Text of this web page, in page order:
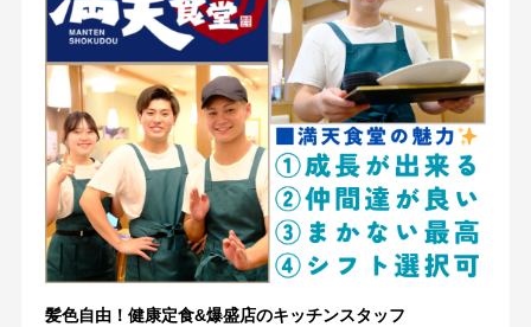
髪色自由！健康定食&爆盛店のキッチンスタッフ